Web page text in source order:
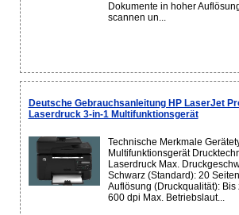
Dokumente in hoher
scannen un...
Deutsche Gebrauchsanleitung HP LaserJet
Laserdruck 3-in-1 Multifunktionsgerät
Technische Merkmale
Multifunktionsgerät
Laserdruck Max.
Schwarz (Standard): 20
Auflösung (Druckqualität): Bis
600 dpi Max. Betriebslaut...